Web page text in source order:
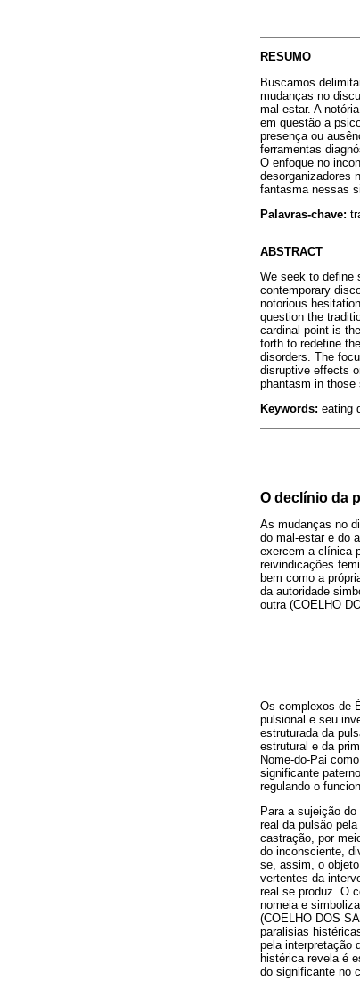
RESUMO
Buscamos
mudanças no
mal-estar. A
em questão a
presença ou
ferramentas
O enfoque no
desorganizadores
fantasma nessas
Palavras-chave:
ABSTRACT
We seek to define
contemporary
notorious
question the
cardinal point is
forth to redefine
disorders. The
disruptive effects
phantasm in those
Keywords: eating
O declínio da
As mudanças no
do mal-estar e do
exercem a clínica
reivindicações
bem como a
da autoridade
outra (COELHO
Os complexos de
pulsional e seu
estruturada da
estrutural e da
Nome-do-Pai
significante
regulando o
Para a sujeição
real da pulsão
castração, por
do inconsciente,
se, assim, o
vertentes da
real se produz. O
nomeia e
(COELHO DOS
paralisias
pela interpretação
histérica revela é
do significante no